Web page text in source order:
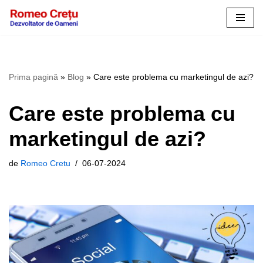
Prima pagină » Blog » Care este problema cu marketingul de azi?
Care este problema cu
marketingul de azi?
de Romeo Cretu 06-07-2024